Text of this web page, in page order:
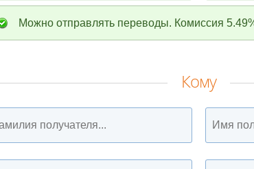
Можно отправлять переводы. Комиссия
Кому